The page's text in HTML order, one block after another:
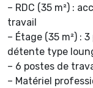
– RDC (35 m²) :
travail
– Étage (35 m²) :
détente type
– 6 postes de
– Matériel